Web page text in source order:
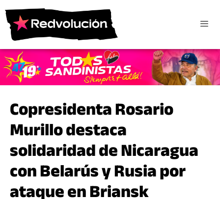
Copresidenta Rosario
Murillo destaca
solidaridad de Nicaragua
con Belarús y Rusia por
ataque en Briansk